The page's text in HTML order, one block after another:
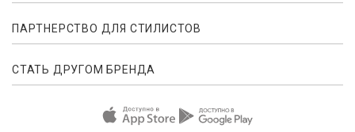
ПАРТНЕРСТВО ДЛЯ СТИЛИСТОВ
СТАТЬ ДРУГОМ БРЕНДА